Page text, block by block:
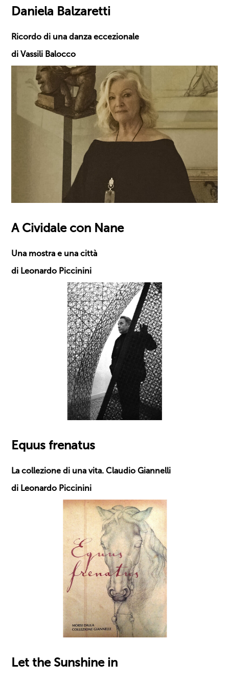
Daniela Balzaretti
Ricordo di una danza eccezionale
di Vassili Balocco
A Cividale con Nane
Una mostra e una città
di Leonardo Piccinini
Equus frenatus
La collezione di una vita. Claudio Giannelli
di Leonardo Piccinini
Let the Sunshine in